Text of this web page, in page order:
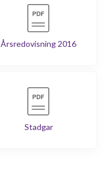
Årsredovisning 2016
Stadgar